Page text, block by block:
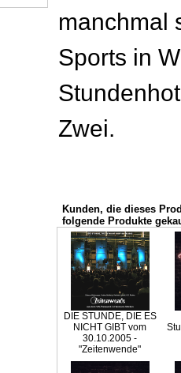
manchmal
Sports in
Zwei.
Kunden, die dieses
folgende Produkte
DIE STUNDE, DIE ES
NICHT GIBT vom
30.10.2005 -
"Zeitenwende"